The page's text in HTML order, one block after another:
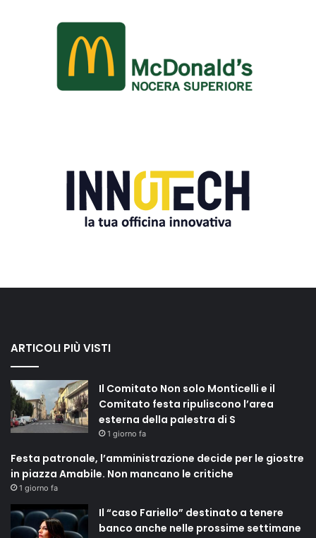
ARTICOLI PIÙ VISTI
Il Comitato Non solo Monticelli e il
Comitato festa ripuliscono l’area
esterna della palestra di S
1 giorno fa
Festa patronale, l’amministrazione decide per le giostre
in piazza Amabile. Non mancano le critiche
1 giorno fa
Il “caso Fariello” destinato a tenere
banco anche nelle prossime settimane